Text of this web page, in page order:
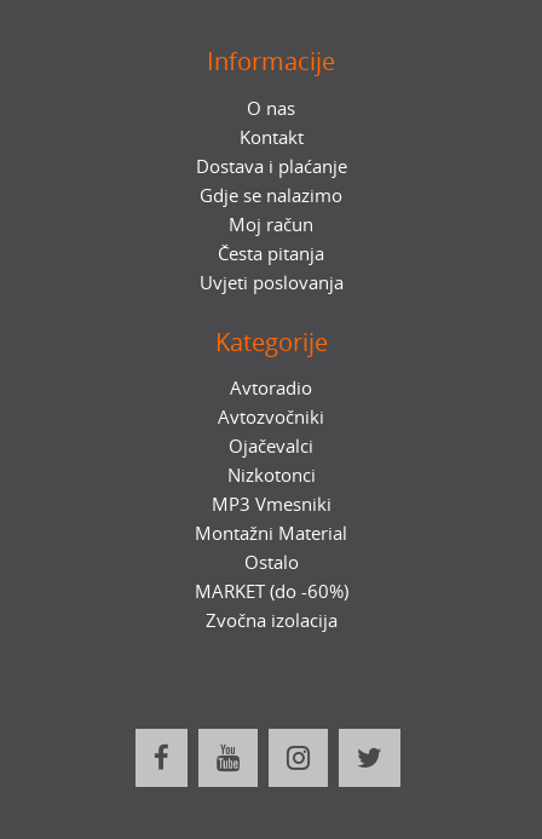
Informacije
O nas
Kontakt
Dostava i plaćanje
Gdje se nalazimo
Moj račun
Česta pitanja
Uvjeti poslovanja
Kategorije
Avtoradio
Avtozvočniki
Ojačevalci
Nizkotonci
MP3 Vmesniki
Montažni Material
Ostalo
MARKET (do -60%)
Zvočna izolacija